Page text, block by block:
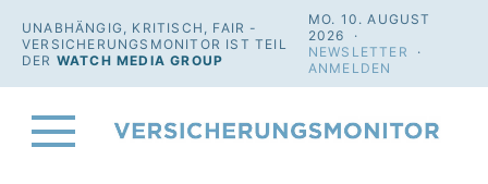
UNABHÄNGIG, KRITISCH, FAIR -
VERSICHERUNGSMONITOR IST TEIL
DER WATCH MEDIA GROUP
MO. 10. AUGUST
2026 ·
NEWSLETTER
·
ANMELDEN